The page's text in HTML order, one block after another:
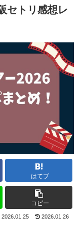
セトリ感想レ
はてブ
コピー
2026.01.25 2026.01.26